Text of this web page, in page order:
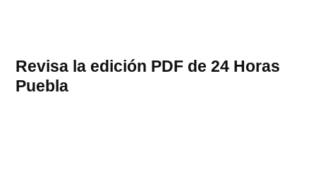
Revisa la edición PDF de 24 Horas
Puebla